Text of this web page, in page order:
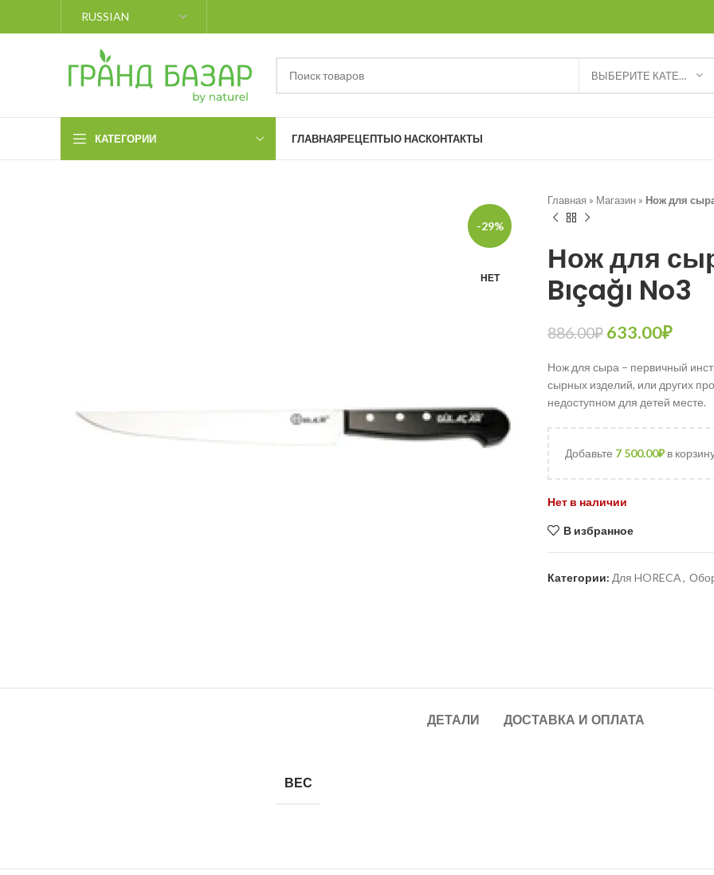
ВЫБЕРИТЕ КАТЕГОРИЮ
КАТЕГОРИИ ГЛАВНАЯРЕЦЕПТЫО НАСКОНТАКТЫ
-29%
НЕТ
Главная » Магазин » Нож для сыра
Нож для
Bıçağı No3
886.00₽ 633.00₽
Нож для сыра – первичный
сырных изделий, или других
недоступном для детей месте.
Добавьте 7 500.00₽в
Нет в наличии
В избранное
Категории: Для HORECA,
ДЕТАЛИ ДОСТАВКА И ОПЛАТА
ВЕС